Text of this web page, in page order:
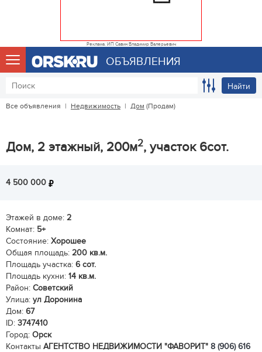
Реклама. ИП Савин Владимир Валерьевич
ОБЪЯВЛЕНИЯ
Найти
Все объявления | Недвижимость | Дом (Продам)
Дом, 2 этажный, 200м2, участок 6сот.
4 500 000
Этажей в доме: 2
Комнат: 5+
Состояние: Хорошее
Общая площадь: 200 кв.м.
Площадь участка: 6 сот.
Площадь кухни: 14 кв.м.
Район: Советский
Улица: ул Доронина
Дом: 67
ID: 3747410
Город: Орск
Контакты АГЕНТСТВО НЕДВИЖИМОСТИ "ФАВОРИТ" 8 (906) 616